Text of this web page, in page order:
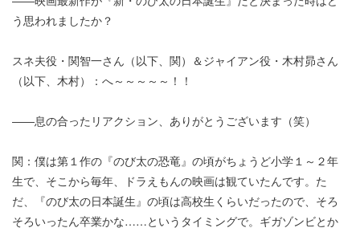
う思われましたか？
スネ夫役・関智一さん（以下、関）＆ジャイアン役・木村昴さん
（以下、木村）：へ～～～～～！！
――息の合ったリアクション、ありがとうございます（笑）
関：僕は第１作の『のび太の恐竜』の頃がちょうど小学１～２年
生で、そこから毎年、ドラえもんの映画は観ていたんです。た
だ、『のび太の日本誕生』の頃は高校生くらいだったので、そろ
そろいったん卒業かな……というタイミングで。ギガゾンビとか